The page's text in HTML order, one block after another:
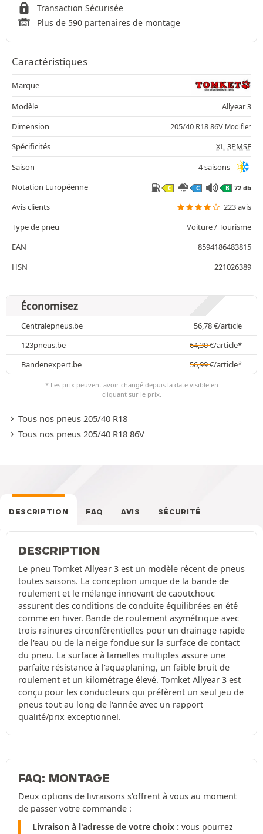
Transaction Sécurisée
Plus de 590 partenaires de montage
Caractéristiques
Marque
Modèle
Allyear 3
Dimension
205/40 R18 86V Modifier
Spécificités XL 3PMSF
Saison
4 saisons
Notation Européenne
C C B 72 db
Avis clients
223 avis
Type de pneu
Voiture / Tourisme
EAN
8594186483815
HSN
221026389
Économisez
Centralepneus.be 56,78€/article
123pneus.be
64,30€/article*
Bandenexpert.be
56,99€/article*
* Les prix peuvent avoir changé depuis la date visible en
cliquant sur le prix.
Tous nos pneus 205/40 R18
Tous nos pneus 205/40 R18 86V
DESCRIPTION FAQ AVIS SÉCURITÉ
DESCRIPTION
Le pneu Tomket Allyear 3 est un modèle récent de pneus
toutes saisons. La conception unique de la bande de
roulement et le mélange innovant de caoutchouc
assurent des conditions de conduite équilibrées en été
comme en hiver. Bande de roulement asymétrique avec
trois rainures circonférentielles pour un drainage rapide
de l'eau ou de la neige fondue sur la surface de contact
du pneu. La surface à lamelles multiples assure une
parfaite résistance à l'aquaplaning, un faible bruit de
roulement et un kilométrage élevé. Tomket Allyear 3 est
conçu pour les conducteurs qui préfèrent un seul jeu de
pneus tout au long de l'année avec un rapport
qualité/prix exceptionnel.
FAQ: MONTAGE
Deux options de livraisons s'offrent à vous au moment
de passer votre commande :
Livraison à l'adresse de votre choix : vous pourrez